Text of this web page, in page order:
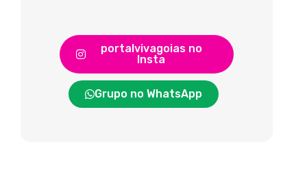
portalvivagoias no
Insta
Grupo no WhatsApp